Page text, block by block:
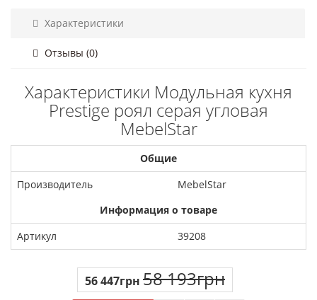
Характеристики
Отзывы (0)
Характеристики Модульная кухня
Prestige роял серая угловая
MebelStar
Общие
Производитель
MebelStar
Информация о товаре
Артикул
39208
56 447грн 58 193грн